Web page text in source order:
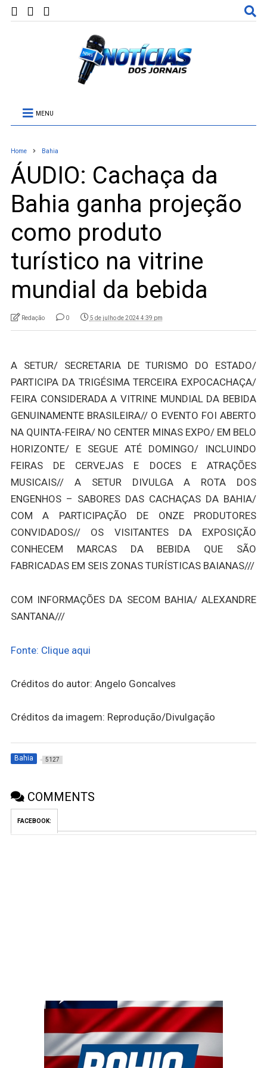
MENU
Home Bahia
ÁUDIO: Cachaça da
Bahia ganha projeção
como produto
turístico na vitrine
mundial da bebida
Redação 0 5 de julho de 2024 4:39 pm
A SETUR/ SECRETARIA DE TURISMO DO ESTADO/
PARTICIPA DA TRIGÉSIMA TERCEIRA EXPOCACHAÇA/
FEIRA CONSIDERADA A VITRINE MUNDIAL DA BEBIDA
GENUINAMENTE BRASILEIRA// O EVENTO FOI ABERTO
NA QUINTA-FEIRA/ NO CENTER MINAS EXPO/ EM BELO
HORIZONTE/ E SEGUE ATÉ DOMINGO/ INCLUINDO
FEIRAS DE CERVEJAS E DOCES E ATRAÇÕES
MUSICAIS// A SETUR DIVULGA A ROTA DOS
ENGENHOS – SABORES DAS CACHAÇAS DA BAHIA/
COM A PARTICIPAÇÃO DE ONZE PRODUTORES
CONVIDADOS// OS VISITANTES DA EXPOSIÇÃO
CONHECEM MARCAS DA BEBIDA QUE SÃO
FABRICADAS EM SEIS ZONAS TURÍSTICAS BAIANAS///
COM INFORMAÇÕES DA SECOM BAHIA/ ALEXANDRE
SANTANA///
Fonte: Clique aqui
Créditos do autor: Angelo Goncalves
Créditos da imagem: Reprodução/Divulgação
Bahia 5127
COMMENTS
FACEBOOK: